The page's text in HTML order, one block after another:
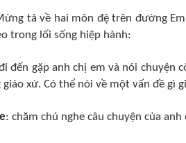
tả về hai môn đệ trên đường
trong lối sống hiệp hành:
đến gặp anh chị em và nói chuyện
giáo xứ. Có thể nói về một vấn đề gì
: chăm chú nghe câu chuyện của